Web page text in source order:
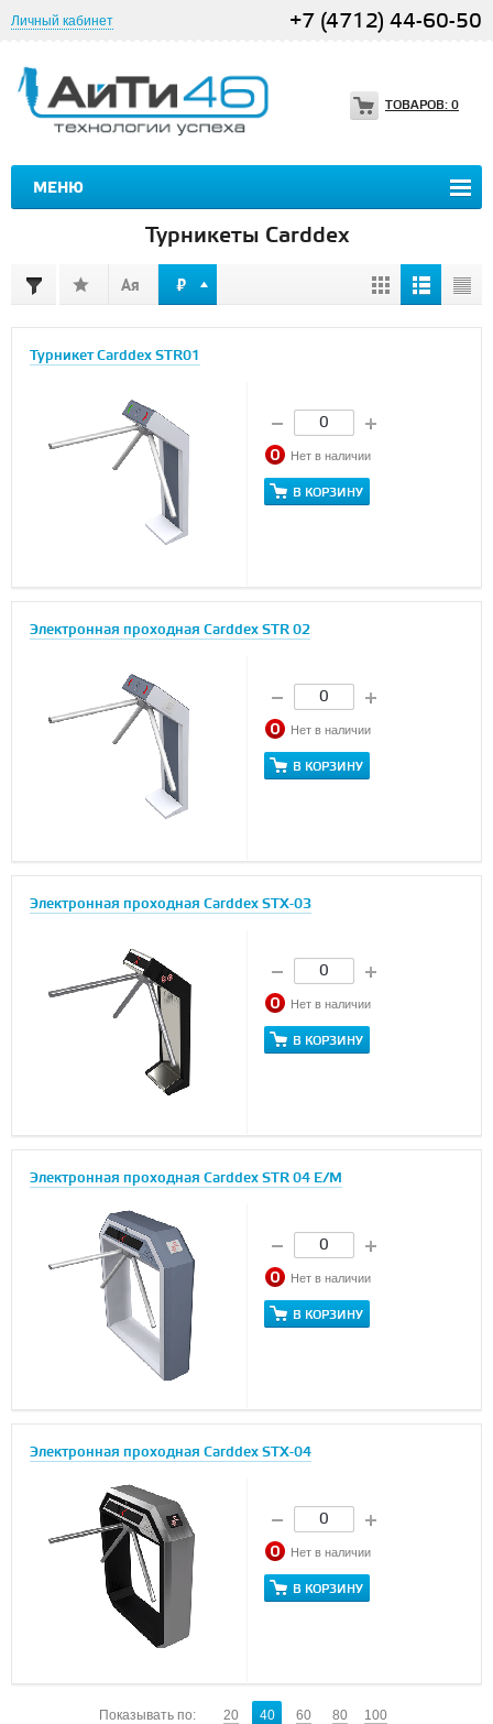
Личный кабинет +7 (4712) 44-60-50
МЕНЮ
ТОВАРОВ: 0
Турникеты Carddex
Турникет Carddex STR01
Нет в наличии
В КОРЗИНУ
Электронная проходная Carddex STR 02
Нет в наличии
В КОРЗИНУ
Электронная проходная Carddex STX-03
Нет в наличии
В КОРЗИНУ
Электронная проходная Carddex STR 04 E/M
Нет в наличии
В КОРЗИНУ
Электронная проходная Carddex STX-04
Нет в наличии
В КОРЗИНУ
Показывать по: 20 40 60 80 100